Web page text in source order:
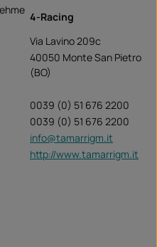
4-Racing
Via Lavino 209c
40050 Monte San Pietro
(BO)
0039 (0) 51 676 2200
0039 (0) 51 676 2200
info@tamarrigm.it
http://www.tamarrigm.it